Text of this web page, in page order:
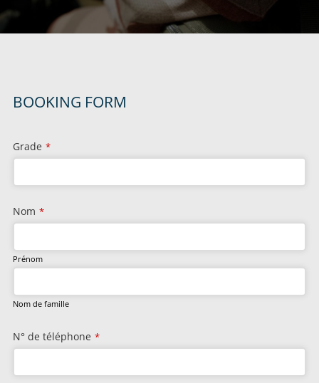
BOOKING FORM
Phone
Number *
Grade *
Nom *
Prénom
Nom de famille
N° de téléphone *